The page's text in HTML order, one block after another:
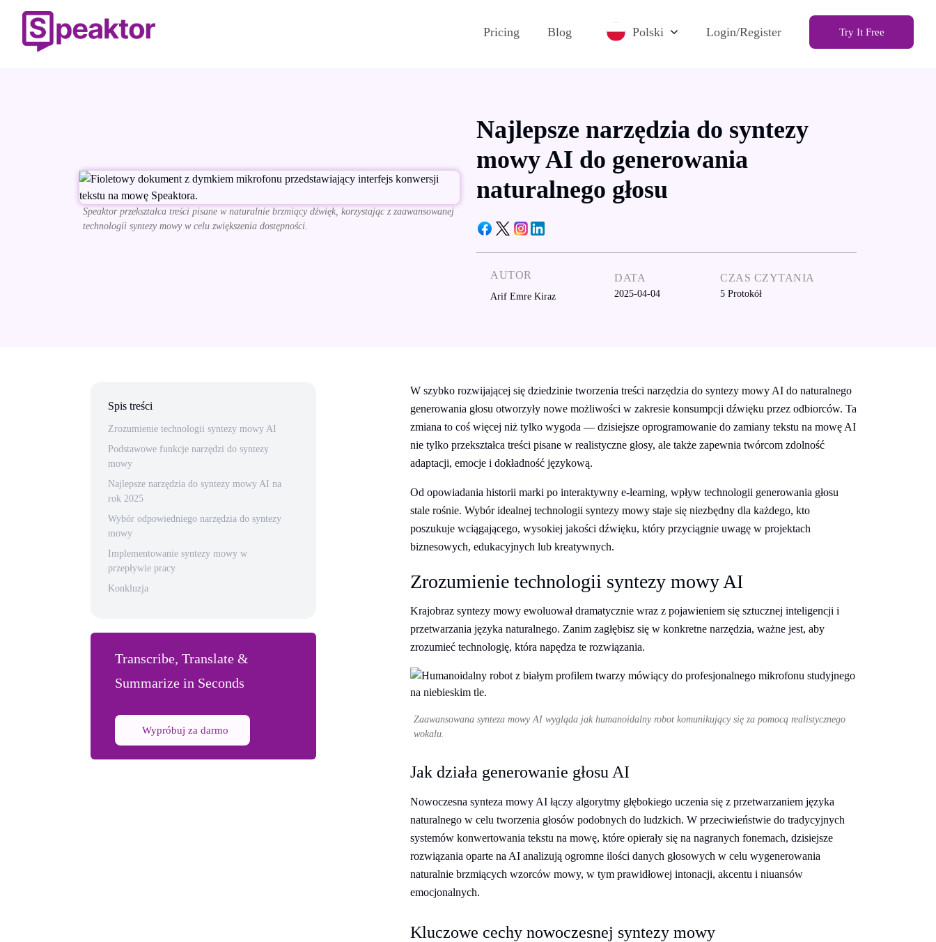
Pricing Blog Polski Login/Register Try It Free
Speaktor przekształca treści pisane w naturalnie brzmiący dźwięk, korzystając z zaawansowanej
technologii syntezy mowy w celu zwiększenia dostępności.
Najlepsze narzędzia do syntezy
mowy AI do generowania
naturalnego głosu
AUTOR
Arif Emre Kiraz
DATA
2025-04-04
CZAS CZYTANIA
5 Protokół
Spis treści
Zrozumienie technologii syntezy mowy AI
Podstawowe funkcje narzędzi do syntezy
mowy
Najlepsze narzędzia do syntezy mowy AI na
rok 2025
Wybór odpowiedniego narzędzia do syntezy
mowy
Implementowanie syntezy mowy w
przepływie pracy
Konkluzja
Transcribe, Translate &
Summarize in Seconds
Wypróbuj za darmo
W szybko rozwijającej się dziedzinie tworzenia treści narzędzia do syntezy mowy AI do naturalnego
generowania głosu otworzyły nowe możliwości w zakresie konsumpcji dźwięku przez odbiorców. Ta
zmiana to coś więcej niż tylko wygoda — dzisiejsze oprogramowanie do zamiany tekstu na mowę AI
nie tylko przekształca treści pisane w realistyczne głosy, ale także zapewnia twórcom zdolność
adaptacji, emocje i dokładność językową.
Od opowiadania historii marki po interaktywny e-learning, wpływ technologii generowania głosu
stale rośnie. Wybór idealnej technologii syntezy mowy staje się niezbędny dla każdego, kto
poszukuje wciągającego, wysokiej jakości dźwięku, który przyciągnie uwagę w projektach
biznesowych, edukacyjnych lub kreatywnych.
Zrozumienie technologii syntezy mowy AI
Krajobraz syntezy mowy ewoluował dramatycznie wraz z pojawieniem się sztucznej inteligencji i
przetwarzania języka naturalnego. Zanim zagłębisz się w konkretne narzędzia, ważne jest, aby
zrozumieć technologię, która napędza te rozwiązania.
Zaawansowana synteza mowy AI wygląda jak humanoidalny robot komunikujący się za pomocą realistycznego
wokalu.
Jak działa generowanie głosu AI
Nowoczesna synteza mowy AI łączy algorytmy głębokiego uczenia się z przetwarzaniem języka
naturalnego w celu tworzenia głosów podobnych do ludzkich. W przeciwieństwie do tradycyjnych
systemów konwertowania tekstu na mowę, które opierały się na nagranych fonemach, dzisiejsze
rozwiązania oparte na AI analizują ogromne ilości danych głosowych w celu wygenerowania
naturalnie brzmiących wzorców mowy, w tym prawidłowej intonacji, akcentu i niuansów
emocjonalnych.
Kluczowe cechy nowoczesnej syntezy mowy